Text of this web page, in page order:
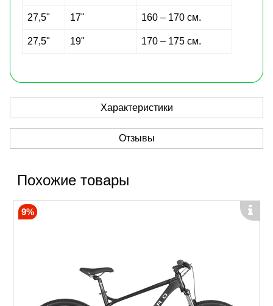
27,5" 17" 160 – 170 см.
27,5" 19" 170 – 175 см.
Характеристики
Отзывы
Похожие товары
9%